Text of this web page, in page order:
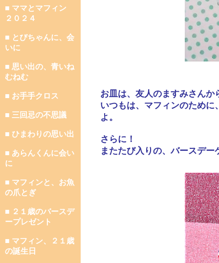
■ ママとマフィン
２０２４
■ とびちゃんに、会
いに
■ 思い出の、青いね
むねむ
■ お手手クロス
■ 三回忌の不思議
■ ひまわりの思い出
■ あらんくんに会い
に
■ マフィンと、お魚
の爪とぎ
■ ２１歳のバースデ
ープレゼント
■ マフィン、２１歳
の誕生日
お皿は、友人のますみさん
いつもは、マフィンのため
よ。
さらに！
またたび入りの、バースデ